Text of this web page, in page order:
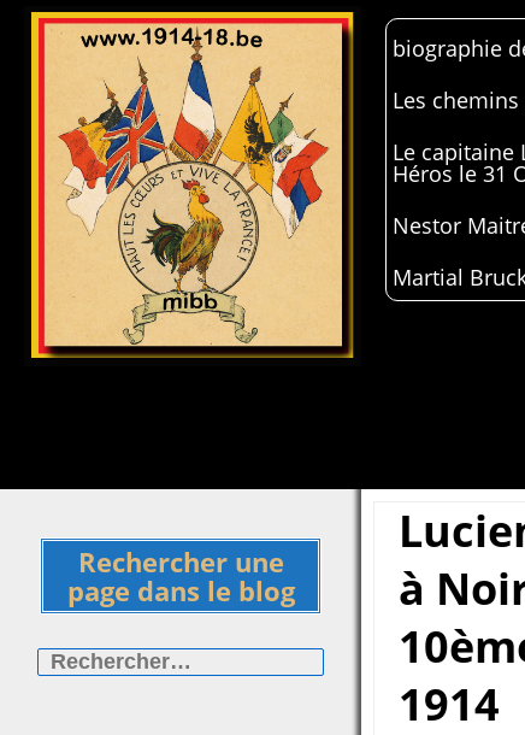
biographie
Les chemins
Le capitaine
Héros le 31
Nestor
Martial
Rechercher une
page dans le blog
à
1914